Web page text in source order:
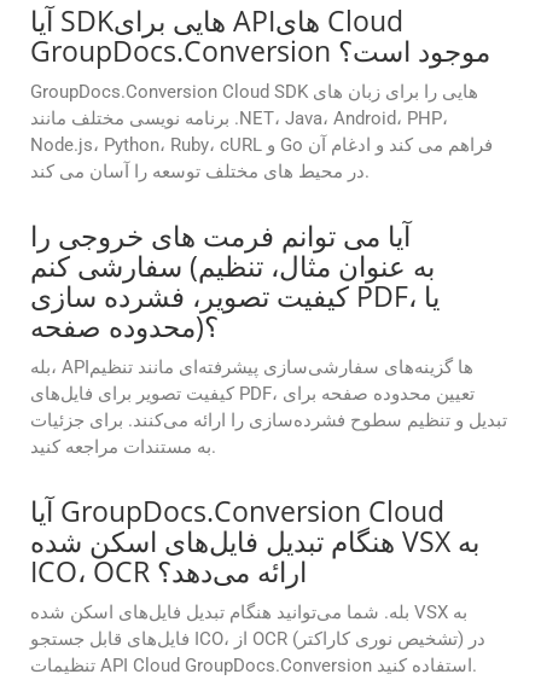
آیا SDKهایی برای APIهای Cloud
GroupDocs.Conversion موجود است؟
GroupDocs.Conversion Cloud SDK هایی را برای زبان های
برنامه نویسی مختلف مانند .NET، Java، Android، PHP،
Node.js، Python، Ruby، cURL و Go فراهم می کند و ادغام آن
در محیط های مختلف توسعه را آسان می کند.
آیا می توانم فرمت های خروجی را
سفارشی کنم (به عنوان مثال، تنظیم
کیفیت تصویر، فشرده سازی PDF، یا
محدوده صفحه)؟
بله، APIها گزینه‌های سفارشی‌سازی پیشرفته‌ای مانند تنظیم
کیفیت تصویر برای فایل‌های PDF، تعیین محدوده صفحه برای
تبدیل و تنظیم سطوح فشرده‌سازی را ارائه می‌کنند. برای جزئیات
به مستندات مراجعه کنید.
آیا GroupDocs.Conversion Cloud
هنگام تبدیل فایل‌های اسکن شده VSX به
ICO، OCR ارائه می‌دهد؟
بله. شما می‌توانید هنگام تبدیل فایل‌های اسکن شده VSX به
فایل‌های قابل جستجو ICO، از OCR (تشخیص نوری کاراکتر) در
تنظیمات API Cloud GroupDocs.Conversion استفاده کنید.